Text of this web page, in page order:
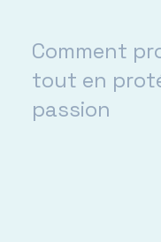
Comment
tout en
passion